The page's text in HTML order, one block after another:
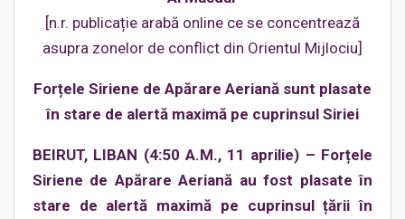
[n.r. publicație arabă online ce se concentrează
asupra zonelor de conflict din Orientul Mijlociu]
Forțele Siriene de Apărare Aeriană sunt plasate
în stare de alertă maximă pe cuprinsul Siriei
BEIRUT, LIBAN (4:50 A.M., 11 aprilie) – Forțele
Siriene de Apărare Aeriană au fost plasate în
stare de alertă maximă pe cuprinsul țării în